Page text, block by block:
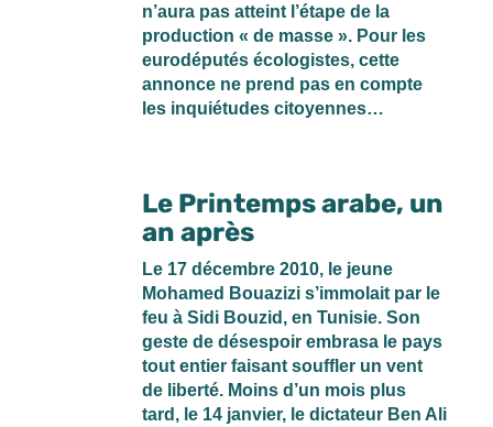
n’aura pas atteint l’étape de la
production « de masse ». Pour les
eurodéputés écologistes, cette
annonce ne prend pas en compte
les inquiétudes citoyennes…
Le Printemps arabe, un
an après
Le 17 décembre 2010, le jeune
Mohamed Bouazizi s’immolait par le
feu à Sidi Bouzid, en Tunisie. Son
geste de désespoir embrasa le pays
tout entier faisant souffler un vent
de liberté. Moins d’un mois plus
tard, le 14 janvier, le dictateur Ben Ali